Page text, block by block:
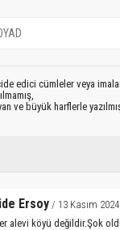
edici cümleler veya
ve büyük harflerle
Ersoy / 13 Kasım 2024
alevi köyü değildir.Şok